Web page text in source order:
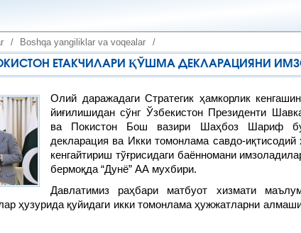
/ Boshqa yangiliklar va voqealar /
ЕТАКЧИЛАРИ ҚЎШМА ДЕКЛАРАЦИЯНИ
Олий даражадаги Стратегик ҳамкорлик
йиғилишидан сўнг Ўзбекистон Президенти
ва Покистон Бош вазири Шаҳбоз Шариф
декларация ва Икки томонлама савдо-иқтисодий
кенгайтириш тўғрисидаги баённомани
бермоқда “Дунё” АА мухбири.
Давлатимиз раҳбари матбуот хизмати
ҳузурида қуйидаги икки томонлама ҳужжатларни